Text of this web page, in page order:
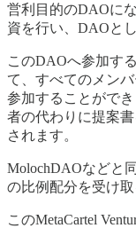
営利目的のDAOに
資を行い、DAOと
このDAOへ参加す
て、すべてのメン
参加することがで
者の代わりに提案
されます。
MolochDAOなどと
の比例配分を受け取
このMetaCartel